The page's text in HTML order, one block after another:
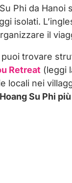
Phi da
isolati.
il
puoi trovare
Retreat (leggi
locali nei
Su Phi